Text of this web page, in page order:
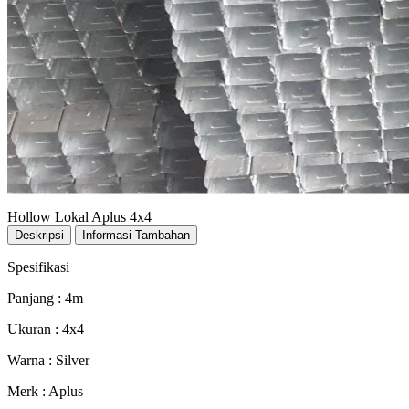
Hollow Lokal Aplus 4x4
Deskripsi Informasi Tambahan
Spesifikasi
Panjang : 4m
Ukuran : 4x4
Warna : Silver
Merk : Aplus